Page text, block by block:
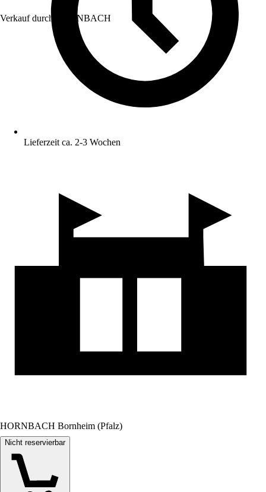
Verkauf durch: HORNBACH
Lieferzeit ca. 2-3 Wochen
HORNBACH Bornheim (Pfalz)
Nicht reservierbar